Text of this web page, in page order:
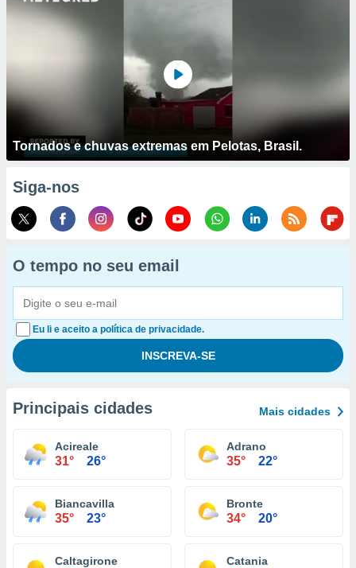
Tornados e chuvas extremas em Pelotas, Brasil.
Siga-nos
O tempo no seu email
Eu li e aceito a política de privacidade.
Principais cidades Mais cidades
Acireale
31° 26°
Adrano
35° 22°
Biancavilla
35° 23°
Bronte
34° 20°
Caltagirone Catania